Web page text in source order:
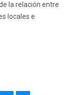
la relación entre
locales e